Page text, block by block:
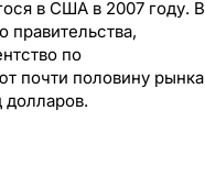
в США в 2007 году. В
правительства,
по
почти половину рынка